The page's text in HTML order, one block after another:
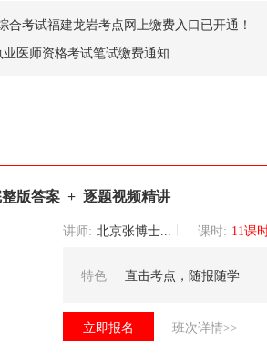
合考试福建龙岩考点网上缴费入口已开通！
医师资格考试笔试缴费通知
版答案 + 逐题视频精讲
讲师: 北京张博士医考巡讲团核心讲师 课时: 11课
特色 直击考点，随报随学
立即报名 班次详情>>